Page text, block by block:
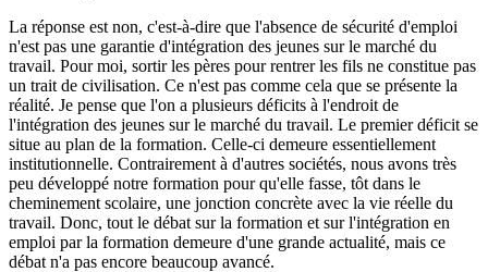
La réponse est non, c'est-à-dire que l'absence de sécurité d'emploi
n'est pas une garantie d'intégration des jeunes sur le marché du
travail. Pour moi, sortir les pères pour rentrer les fils ne constitue pas
un trait de civilisation. Ce n'est pas comme cela que se présente la
réalité. Je pense que l'on a plusieurs déficits à l'endroit de
l'intégration des jeunes sur le marché du travail. Le premier déficit se
situe au plan de la formation. Celle-ci demeure essentiellement
institutionnelle. Contrairement à d'autres sociétés, nous avons très
peu développé notre formation pour qu'elle fasse, tôt dans le
cheminement scolaire, une jonction concrète avec la vie réelle du
travail. Donc, tout le débat sur la formation et sur l'intégration en
emploi par la formation demeure d'une grande actualité, mais ce
débat n'a pas encore beaucoup avancé.